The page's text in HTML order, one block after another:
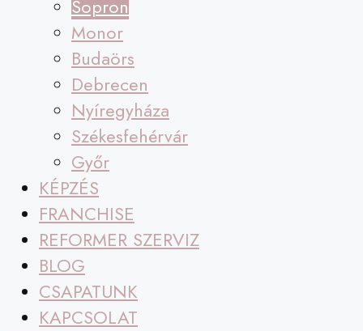
Sopron
Monor
Budaörs
Debrecen
Nyíregyháza
Székesfehérvár
Győr
KÉPZÉS
FRANCHISE
REFORMER SZERVIZ
BLOG
CSAPATUNK
KAPCSOLAT